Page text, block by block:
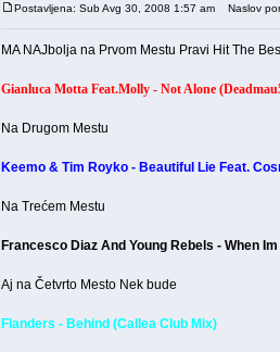
Postavljena: Sub Avg 30, 2008 1:57 am Naslov
MA NAJbolja na Prvom Mestu Pravi Hit The
Gianluca Motta Feat.Molly - Not Alone
Na Drugom Mestu
Keemo & Tim Royko - Beautiful Lie Feat.
Na Trećem Mestu
Francesco Diaz And Young Rebels - When
Aj na Četvrto Mesto Nek bude
Flanders - Behind (Callea Club Mix)